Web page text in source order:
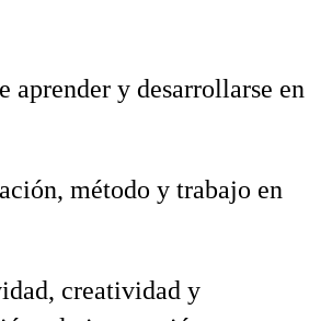
aprender y desarrollarse en
método y trabajo en
creatividad y